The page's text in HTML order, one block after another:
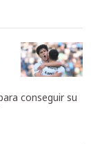
conseguir su